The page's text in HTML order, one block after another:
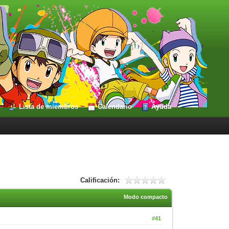
Lista de miembros Calendario Ayuda
Calificación:
Modo compacto
#41